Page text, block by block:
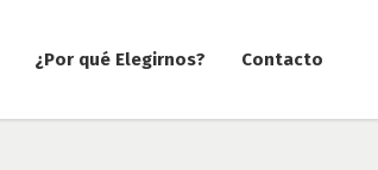
¿Por qué Elegirnos? Contacto